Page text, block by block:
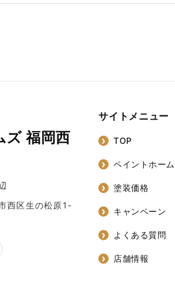
ズ 福岡西
西区生の松原1-
サイトメニュー
TOP
ペイントホー
塗装価格
キャンペーン
よくある質問
店舗情報